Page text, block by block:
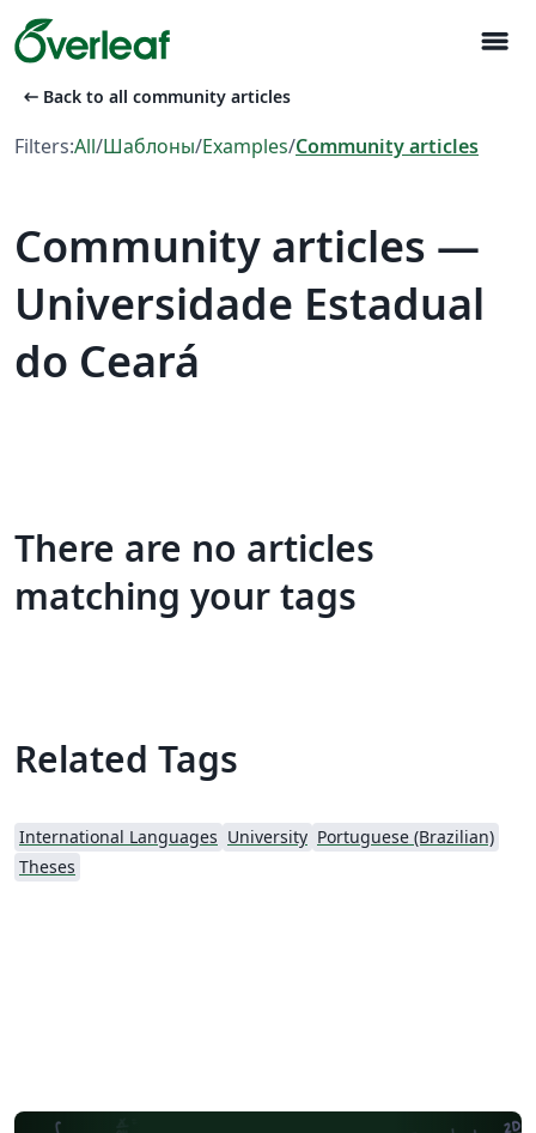
menu
arrow_left_alt Back to all community articles
Filters:All/Шаблоны/Examples/Community articles
Community articles —
Universidade Estadual
do Ceará
There are no articles
matching your tags
Related Tags
International Languages University Portuguese (Brazilian)
Theses